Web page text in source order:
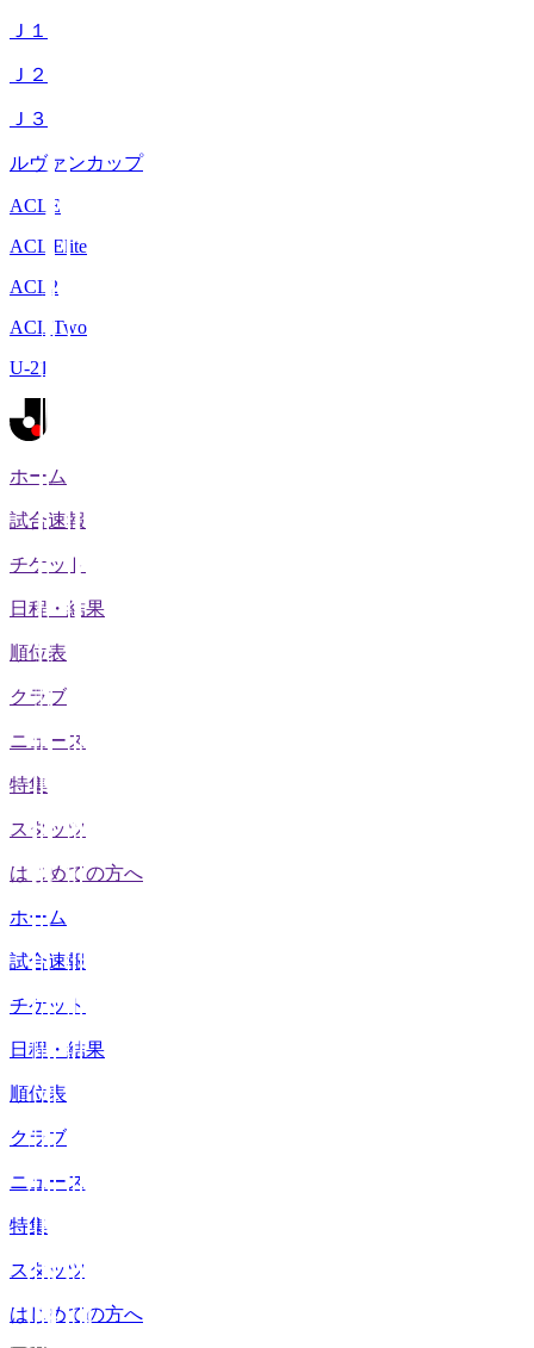
Ｊ１
Ｊ２
Ｊ３
ルヴァンカップ
ACLE
ACL Elite
ACL2
ACL Two
U-21
ホーム
試合速報
チケット
日程・結果
順位表
クラブ
ニュース
特集
スタッツ
はじめての方へ
ホーム
試合速報
チケット
日程・結果
順位表
クラブ
ニュース
特集
スタッツ
はじめての方へ